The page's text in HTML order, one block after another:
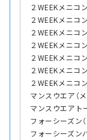
２WEEKメニコ
２WEEKメニ
２WEEKメニ
２WEEKメニ
２WEEKメニ
２WEEKメニ
２WEEKメニ
マンスウエア（
マンスウエアト
フォーシーズン
フォーシーズン